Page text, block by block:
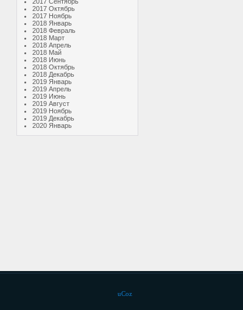
2017 Октябрь
2017 Ноябрь
2018 Январь
2018 Февраль
2018 Март
2018 Апрель
2018 Май
2018 Июнь
2018 Октябрь
2018 Декабрь
2019 Январь
2019 Апрель
2019 Июнь
2019 Август
2019 Ноябрь
2019 Декабрь
2020 Январь
uCoz